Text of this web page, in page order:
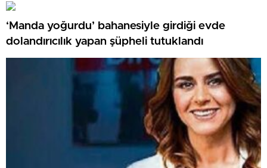
‘Manda yoğurdu’ bahanesiyle girdiği evde
dolandırıcılık yapan şüpheli tutuklandı